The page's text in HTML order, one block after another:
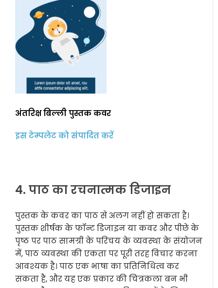
अंतरिक्ष बिल्ली पुस्तक कवर
इस टेम्पलेट को संपादित करें
4. पाठ का रचनात्मक डिजाइन
पुस्तक के कवर का पाठ से अलग नहीं हो सकता है।
पुस्तक शीर्षक के फॉन्ट डिजाइन या कवर और पीछे के
पृष्ठ पर पाठ सामग्री के परिचय के व्यवस्था के संयोजन
में, पाठ व्यवस्था की एकता पर पूरी तरह विचार करना
आवश्यक है। पाठ एक भाषा का प्रतिनिधित्व कर
सकता है, और यह एक प्रकार की चित्रकला बन भी